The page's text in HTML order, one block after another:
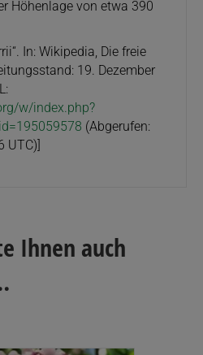
Höhenlage von etwa 390
In: Wikipedia, Die freie
19. Dezember
w/index.php?
(Abgerufen:
UTC)]
Ihnen auch